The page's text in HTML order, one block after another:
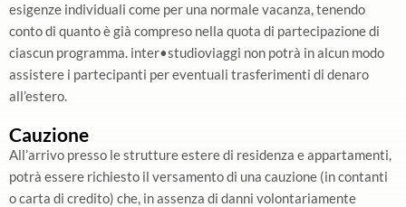
esigenze individuali come per una normale vacanza, tenendo
conto di quanto è già compreso nella quota di partecipazione di
ciascun programma. inter•studioviaggi non potrà in alcun modo
assistere i partecipanti per eventuali trasferimenti di denaro
all’estero.
Cauzione
All’arrivo presso le strutture estere di residenza e appartamenti,
potrà essere richiesto il versamento di una cauzione (in contanti
o carta di credito) che, in assenza di danni volontariamente